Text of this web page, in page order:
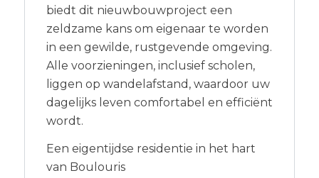
biedt dit nieuwbouwproject een
zeldzame kans om eigenaar te worden
in een gewilde, rustgevende omgeving.
Alle voorzieningen, inclusief scholen,
liggen op wandelafstand, waardoor uw
dagelijks leven comfortabel en efficiënt
wordt.
Een eigentijdse residentie in het hart
van Boulouris